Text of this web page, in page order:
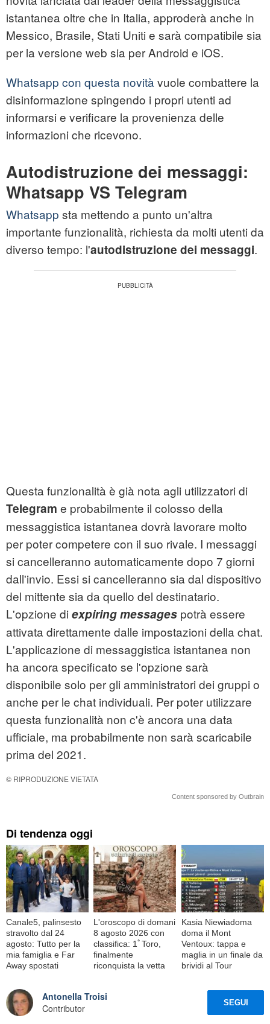
istantanea oltre che in Italia, approderà anche in
Messico, Brasile, Stati Uniti e sarà compatibile sia
per la versione web sia per Android e iOS.
Whatsapp con questa novità vuole combattere la
disinformazione spingendo i propri utenti ad
informarsi e verificare la provenienza delle
informazioni che ricevono.
Autodistruzione dei messaggi:
Whatsapp VS Telegram
Whatsapp sta mettendo a punto un'altra
importante funzionalità, richiesta da molti utenti da
diverso tempo: l'autodistruzione dei messaggi.
Questa funzionalità è già nota agli utilizzatori di
Telegram e probabilmente il colosso della
messaggistica istantanea dovrà lavorare molto
per poter competere con il suo rivale. I messaggi
si cancelleranno automaticamente dopo 7 giorni
dall'invio. Essi si cancelleranno sia dal dispositivo
del mittente sia da quello del destinatario.
L'opzione di expiring messages potrà essere
attivata direttamente dalle impostazioni della chat.
L'applicazione di messaggistica istantanea non
ha ancora specificato se l'opzione sarà
disponibile solo per gli amministratori dei gruppi o
anche per le chat individuali. Per poter utilizzare
questa funzionalità non c'è ancora una data
ufficiale, ma probabilmente non sarà scaricabile
prima del 2021.
© RIPRODUZIONE VIETATA
Content sponsored by Outbrain
Di tendenza oggi
Canale5, palinsesto
stravolto dal 24
agosto: Tutto per la
mia famiglia e Far
Away spostati
L'oroscopo di domani
8 agosto 2026 con
classifica: 1ﾟToro,
finalmente
riconquista la vetta
Kasia Niewiadoma
doma il Mont
Ventoux: tappa e
maglia in un finale da
brividi al Tour
Antonella Troisi
Contributor
SEGUI